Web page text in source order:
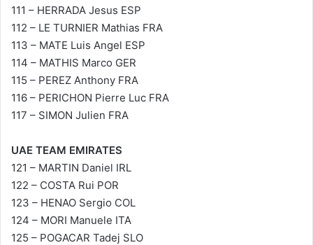
111 – HERRADA Jesus ESP
112 – LE TURNIER Mathias FRA
113 – MATE Luis Angel ESP
114 – MATHIS Marco GER
115 – PEREZ Anthony FRA
116 – PERICHON Pierre Luc FRA
117 – SIMON Julien FRA
UAE TEAM EMIRATES
121 – MARTIN Daniel IRL
122 – COSTA Rui POR
123 – HENAO Sergio COL
124 – MORI Manuele ITA
125 – POGACAR Tadej SLO